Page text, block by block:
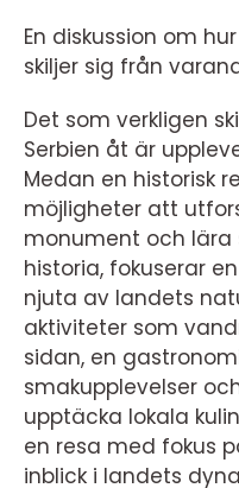
En diskussion om
skiljer sig från
Det som verkligen
Serbien åt är
Medan en historisk
möjligheter att
monument och lära
historia, fokuserar
njuta av landets
aktiviteter som
sidan, en
smakupplevelser
upptäcka lokala
en resa med fokus
inblick i landets